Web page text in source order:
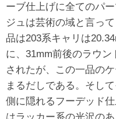
ーブ仕上げに全てのパ
ジュは芸術の域と言っ
品は203系キャリは
に、31mm前後のラウ
されたが、この一品の
まるだしである。そし
側に隠れるフーデッド